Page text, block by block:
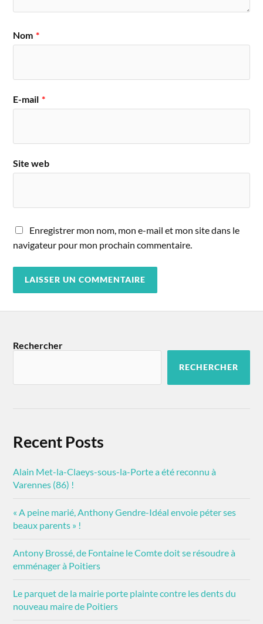
Nom *
E-mail *
Site web
Enregistrer mon nom, mon e-mail et mon site dans le
navigateur pour mon prochain commentaire.
Rechercher
RECHERCHER
Recent Posts
Alain Met-la-Claeys-sous-la-Porte a été reconnu à
Varennes (86) !
« A peine marié, Anthony Gendre-Idéal envoie péter ses
beaux parents » !
Antony Brossé, de Fontaine le Comte doit se résoudre à
emménager à Poitiers
Le parquet de la mairie porte plainte contre les dents du
nouveau maire de Poitiers